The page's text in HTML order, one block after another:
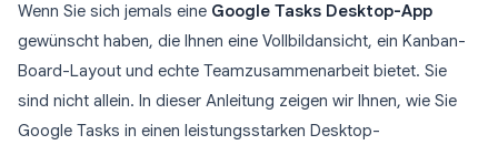
Wenn Sie sich jemals eine Google Tasks Desktop-App
gewünscht haben, die Ihnen eine Vollbildansicht, ein Kanban-
Board-Layout und echte Teamzusammenarbeit bietet. Sie
sind nicht allein. In dieser Anleitung zeigen wir Ihnen, wie Sie
Google Tasks in einen leistungsstarken Desktop-